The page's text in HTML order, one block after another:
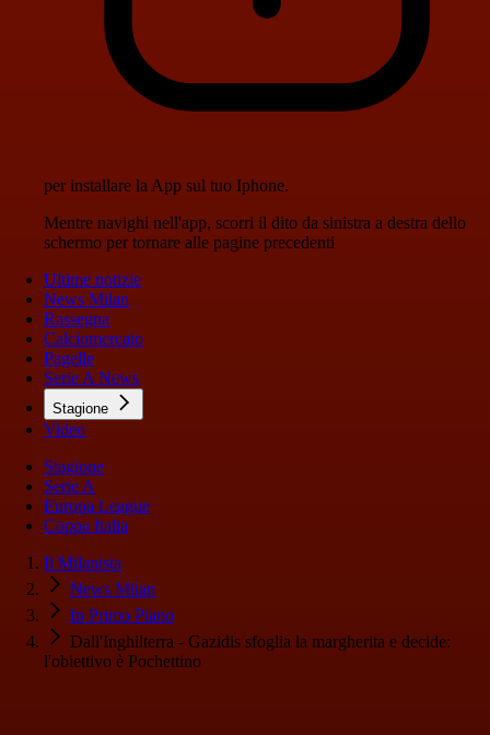
per installare la App sul tuo Iphone.
Mentre navighi nell'app, scorri il dito da sinistra a destra dello
schermo per tornare alle pagine precedenti
Ultime notizie
News Milan
Rassegna
Calciomercato
Pagelle
Serie A News
Stagione
Video
Stagione
Serie A
Europa League
Coppa Italia
Il Milanista
News Milan
In Primo Piano
Dall'Inghilterra - Gazidis sfoglia la margherita e decide:
l'obiettivo è Pochettino